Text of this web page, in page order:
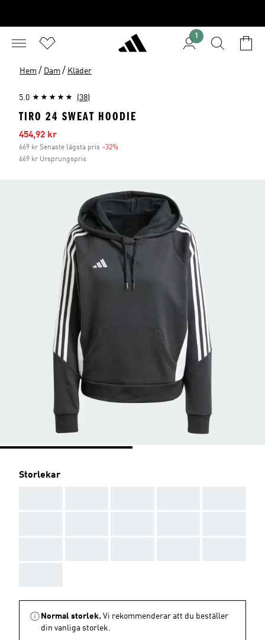
1
Hem / Dam / Kläder
5.0 (38)
TIRO 24 SWEAT HOODIE
Reapris
454,92 kr
669 kr Senaste lägsta pris -32%
669 kr Ursprungspris
Storlekar
Normal storlek. Vi rekommenderar att du beställer
din vanliga storlek.